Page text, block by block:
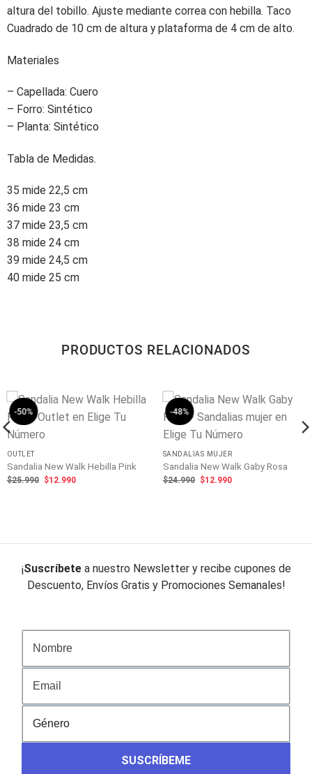
altura del tobillo. Ajuste mediante correa con hebilla. Taco
Cuadrado de 10 cm de altura y plataforma de 4 cm de alto.
Materiales
– Capellada: Cuero
– Forro: Sintético
– Planta: Sintético
Tabla de Medidas.
35 mide 22,5 cm
36 mide 23 cm
37 mide 23,5 cm
38 mide 24 cm
39 mide 24,5 cm
40 mide 25 cm
PRODUCTOS RELACIONADOS
-50%
OUTLET
Sandalia New Walk Hebilla Pink
$25.990
El
$12.990El
-48%
SANDALIAS MUJER
Sandalia New Walk Gaby Rosa
$24.990 El
$12.990El
¡Suscríbete a nuestro Newsletter y recibe cupones de
Descuento, Envíos Gratis y Promociones Semanales!
SUSCRÍBEME